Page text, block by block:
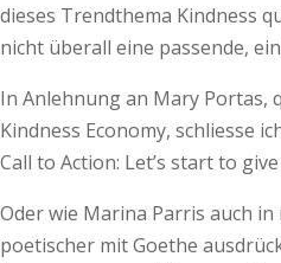
dieses Trendthema Kindness
nicht überall eine passende,
In Anlehnung an Mary Portas,
Kindness Economy, schliesse
Call to Action: Let’s start to
Oder wie Marina Parris auch
poetischer mit Goethe